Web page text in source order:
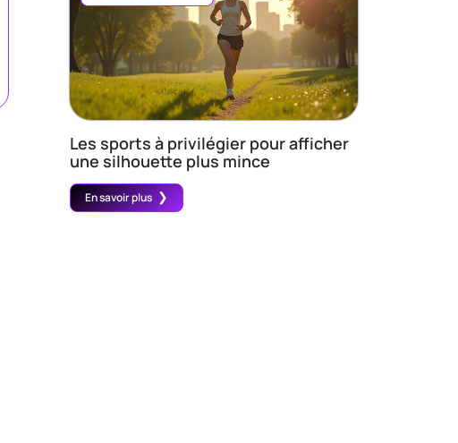
Les sports à privilégier pour afficher
une silhouette plus mince
En savoir plus